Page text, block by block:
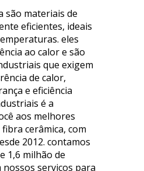
são materiais de
eficientes, ideais
eles
ao calor e são
que exigem
de calor,
e eficiência
é a
aos melhores
cerâmica, com
2012. contamos
1,6 milhão de
serviços para